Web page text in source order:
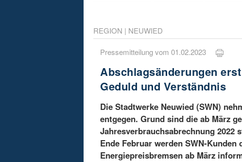
REGION | NEUWIED
Pressemitteilung vom 01.02.2023
Abschlagsänderungen
Geduld und Verständnis
Die Stadtwerke Neuwied (SWN)
entgegen. Grund sind die ab März
Jahresverbrauchsabrechnung 2022
Ende Februar werden SWN-
Energiepreisbremsen ab März